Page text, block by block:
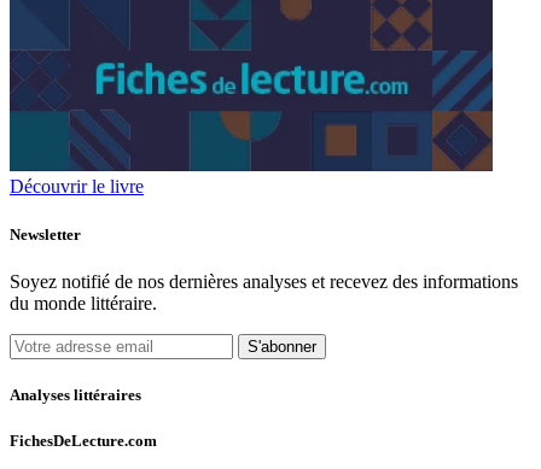
Découvrir le livre
Newsletter
Soyez notifié de nos dernières analyses et recevez des informations
du monde littéraire.
S'abonner
Analyses littéraires
FichesDeLecture.com